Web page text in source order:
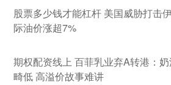
股票多少钱才能杠杆 美国威胁打击
际油价涨超7%
期权配资线上 百菲乳业弃A转港：
畸低 高溢价故事难讲